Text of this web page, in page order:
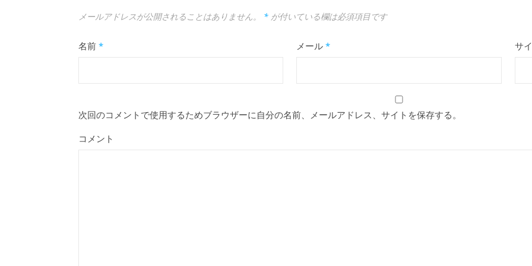
メールアドレスが公開されることはありません。 * が付いている欄は必須項目です
名前 * メール* サ
次回のコメントで使用するためブラウザーに自分の名前、メールアドレス、サイトを保存する。
コメント